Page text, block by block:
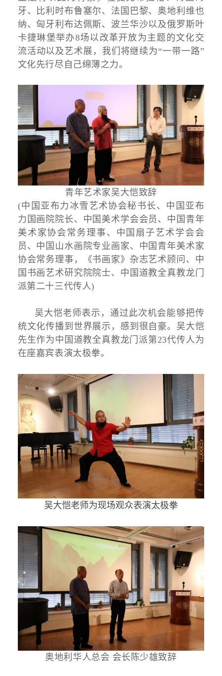
牙、比利时布鲁塞尔、法国巴黎、奥地利维也
纳、匈牙利布达佩斯、波兰华沙以及俄罗斯叶
卡捷琳堡举办8场以改革开放为主题的文化交
流活动以及艺术展，我们将继续为“一带一路”
文化先行尽自己绵薄之力。
青年艺术家吴大恺致辞
(中国亚布力冰雪艺术协会秘书长、中国亚布
力国画院院长、中国美术学会会员、中国青年
美术家协会常务理事、中国扇子艺术学会会
员、中国山水画院专业画家、中国青年美术家
协会常务理事，《书画家》杂志艺术顾问、中
国书画艺术研究院院士、中国道教全真教龙门
派第二十三代传人)
吴大恺老师表示，通过此次机会能够把传
统文化传播到世界展示，感到很自豪。吴大恺
先生作为中国道教全真教龙门派第23代传人为
在座嘉宾表演太极拳。
吴大恺老师为现场观众表演太极拳
奥地利华人总会 会长陈少雄致辞